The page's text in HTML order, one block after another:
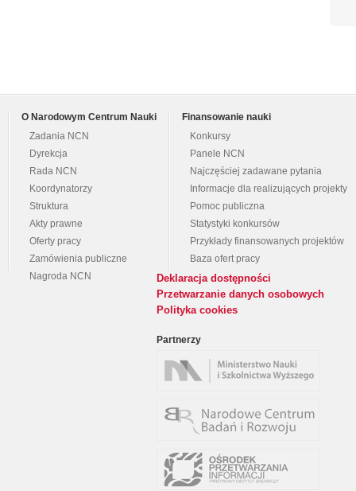
O Narodowym Centrum Nauki
Zadania NCN
Dyrekcja
Rada NCN
Koordynatorzy
Struktura
Akty prawne
Oferty pracy
Zamówienia publiczne
Nagroda NCN
Finansowanie nauki
Konkursy
Panele NCN
Najczęściej zadawane pytania
Informacje dla realizujących projekty
Pomoc publiczna
Statystyki konkursów
Przykłady finansowanych projektów
Baza ofert pracy
Deklaracja dostępności
Przetwarzanie danych osobowych
Polityka cookies
Partnerzy